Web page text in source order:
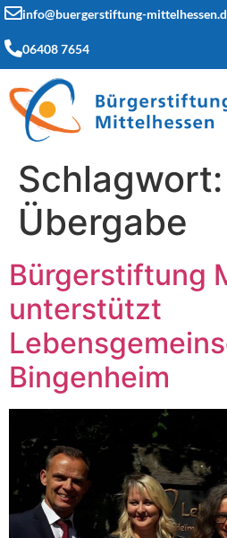
info@buergerstiftung-
06408 7654
Schlagwort:
Übergabe
Bürgerstiftung
unterstützt
Bingenheim